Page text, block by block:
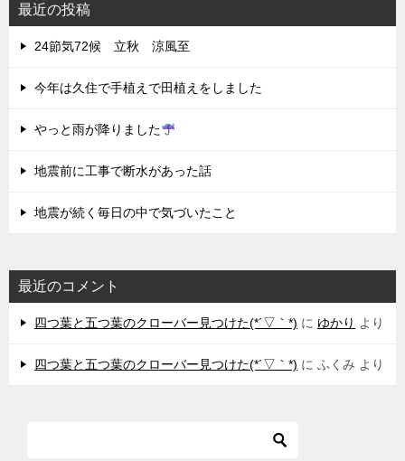
最近の投稿
24節気72候 立秋 涼風至
今年は久住で手植えで田植えをしました
やっと雨が降りました
地震前に工事で断水があった話
地震が続く毎日の中で気づいたこと
最近のコメント
四つ葉と五つ葉のクローバー見つけた(*´▽｀*) に ゆかり より
四つ葉と五つ葉のクローバー見つけた(*´▽｀*) に ふくみ より